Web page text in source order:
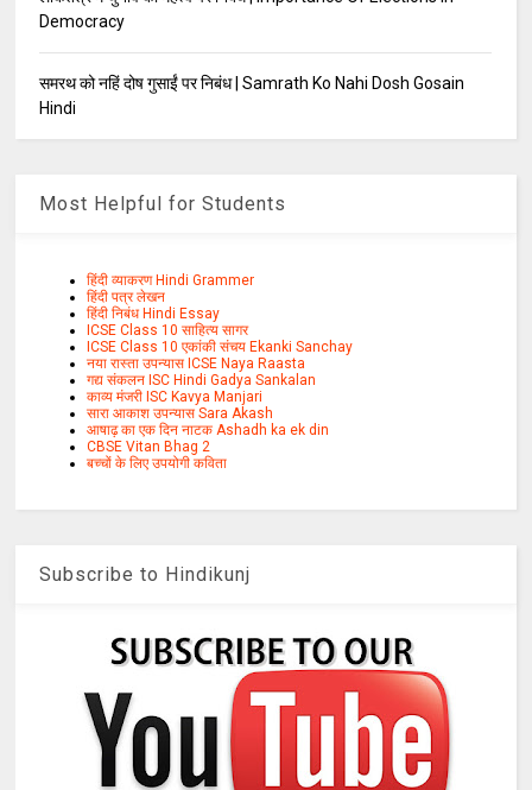
Democracy
समरथ को नहिं दोष गुसाईं पर निबंध | Samrath Ko Nahi Dosh Gosain
Hindi
Most Helpful for Students
हिंदी व्याकरण Hindi Grammer
हिंदी पत्र लेखन
हिंदी निबंध Hindi Essay
ICSE Class 10 साहित्य सागर
ICSE Class 10 एकांकी संचय Ekanki Sanchay
नया रास्ता उपन्यास ICSE Naya Raasta
गद्य संकलन ISC Hindi Gadya Sankalan
काव्य मंजरी ISC Kavya Manjari
सारा आकाश उपन्यास Sara Akash
आषाढ़ का एक दिन नाटक Ashadh ka ek din
CBSE Vitan Bhag 2
बच्चों के लिए उपयोगी कविता
Subscribe to Hindikunj